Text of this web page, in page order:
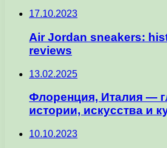
17.10.2023
Air Jordan sneakers:
reviews
13.02.2025
Флоренция, Италия —
истории, искусства и
10.10.2023